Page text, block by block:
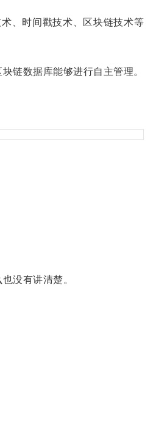
、时间戳技术、区块链技术等
数据库能够进行自主管理。
没有讲清楚。